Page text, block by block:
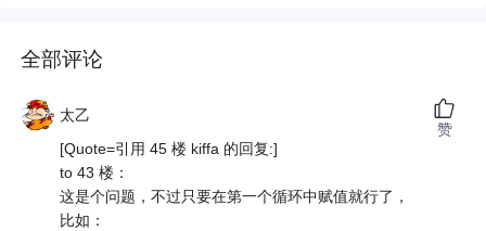
全部评论
太乙
[Quote=引用 45 楼 kiffa 的回复:]
to 43 楼：
这是个问题，不过只要在第一个循环中赋值就行了，
比如：
赞